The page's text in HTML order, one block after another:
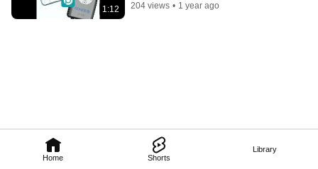
Home Shorts
Library
1:12
204 views • 1 year ago